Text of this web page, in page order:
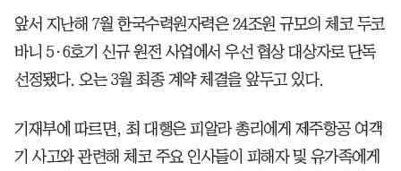
앞서 지난해 7월 한국수력원자력은 24조원 규모의 체코 두코
바니 5·6호기 신규 원전 사업에서 우선 협상 대상자로 단독
선정됐다. 오는 3월 최종 계약 체결을 앞두고 있다.
기재부에 따르면, 최 대행은 피알라 총리에게 제주항공 여객
기 사고와 관련해 체코 주요 인사들이 피해자 및 유가족에게